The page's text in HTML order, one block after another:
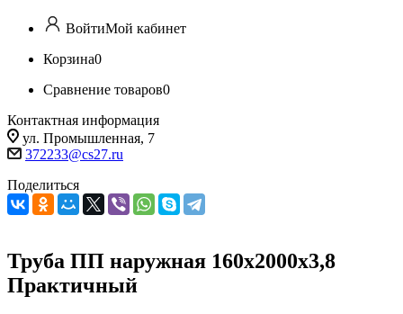
ВойтиМой кабинет
Корзина0
Сравнение товаров0
Контактная информация
ул. Промышленная, 7
372233@cs27.ru
Поделиться
Труба ПП наружная 160х2000х3,8
Практичный